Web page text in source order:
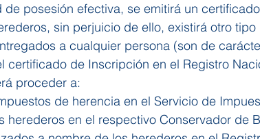
posesión efectiva, se emitirá un
sin perjuicio de ello, existirá otro tipo
a cualquier persona (son de
certificado de Inscripción en el Registro
proceder a:
de herencia en el Servicio de
herederos en el respectivo Conservador de